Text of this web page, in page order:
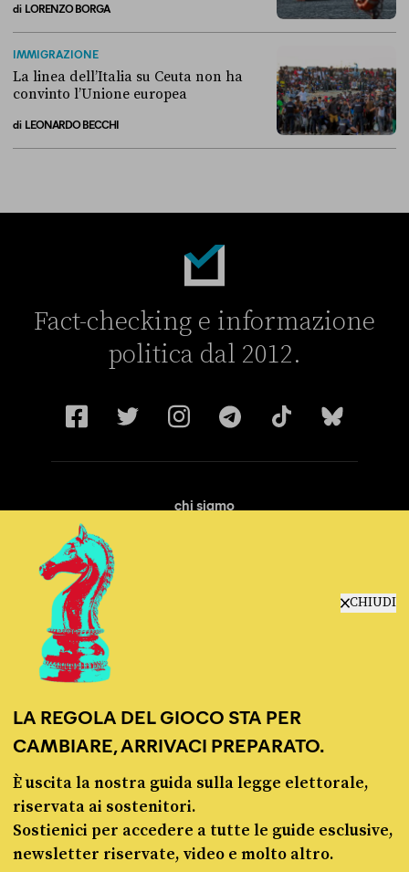
CHIUDI
LA REGOLA DEL GIOCO STA PER
CAMBIARE, ARRIVACI PREPARATO.
È uscita la nostra guida sulla legge elettorale,
riservata ai sostenitori.
Sostienici per accedere a tutte le guide esclusive,
newsletter riservate, video e molto altro.
di LORENZO BORGA
IMMIGRAZIONE
La linea dell’Italia su Ceuta non ha
convinto l’Unione europea
di LEONARDO BECCHI
Fact-checking e informazione
politica dal 2012.
chi siamo
© Pagella Politica 2012 - 2026
Pagella Politica è una testata registrata presso il Tribunale di Milano, n. 55 del 8
marzo 2021. ISSN 2974-9387